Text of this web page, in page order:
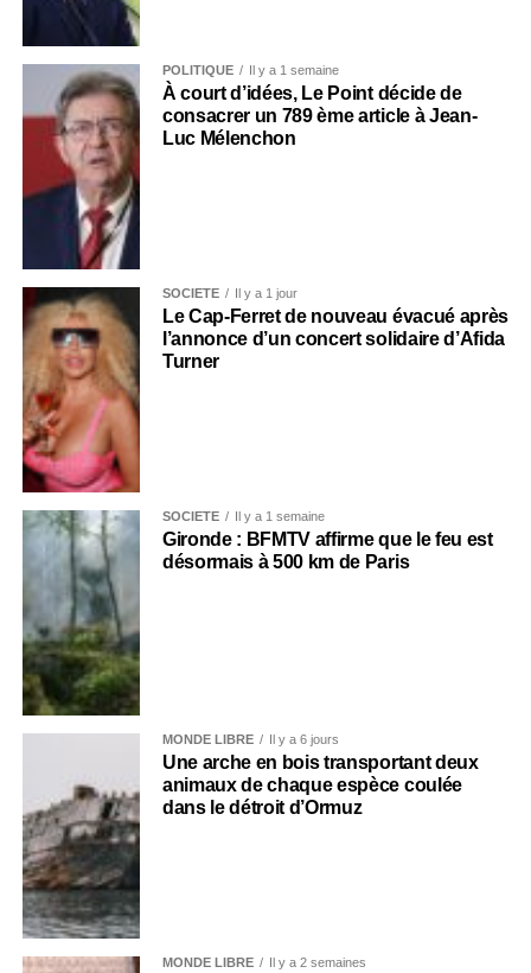
POLITIQUE Il y a 1 semaine
À court d’idées, Le Point décide de
consacrer un 789 ème article à Jean-
Luc Mélenchon
SOCIÉTÉ Il y a 1 jour
Le Cap-Ferret de nouveau évacué après
l’annonce d’un concert solidaire d’Afida
Turner
SOCIÉTÉ Il y a 1 semaine
Gironde : BFMTV affirme que le feu est
désormais à 500 km de Paris
MONDE LIBRE Il y a 6 jours
Une arche en bois transportant deux
animaux de chaque espèce coulée
dans le détroit d’Ormuz
MONDE LIBRE Il y a 2 semaines